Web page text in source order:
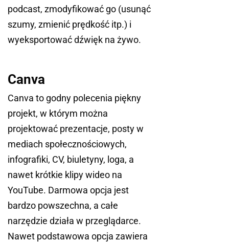
podcast, zmodyfikować go (usunąć
szumy, zmienić prędkość itp.) i
wyeksportować dźwięk na żywo.
Canva
Canva to godny polecenia piękny
projekt, w którym można
projektować prezentacje, posty w
mediach społecznościowych,
infografiki, CV, biuletyny, loga, a
nawet krótkie klipy wideo na
YouTube. Darmowa opcja jest
bardzo powszechna, a całe
narzędzie działa w przeglądarce.
Nawet podstawowa opcja zawiera